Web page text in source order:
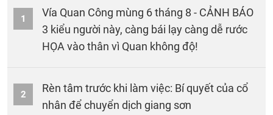
1
Vía Quan Công mùng 6 tháng 8 - CẢNH BÁO
3 kiểu người này, càng bái lạy càng dễ rước
HỌA vào thân vì Quan không độ!
2
Rèn tâm trước khi làm việc: Bí quyết của cổ
nhân để chuyển dịch giang sơn